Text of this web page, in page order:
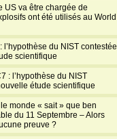
US va être chargée de
ont été utilisés au World
l’hypothèse du NIST contestée
scientifique
: l’hypothèse du NIST
étude scientifique
monde « sait » que ben
du 11 Septembre – Alors
preuve ?